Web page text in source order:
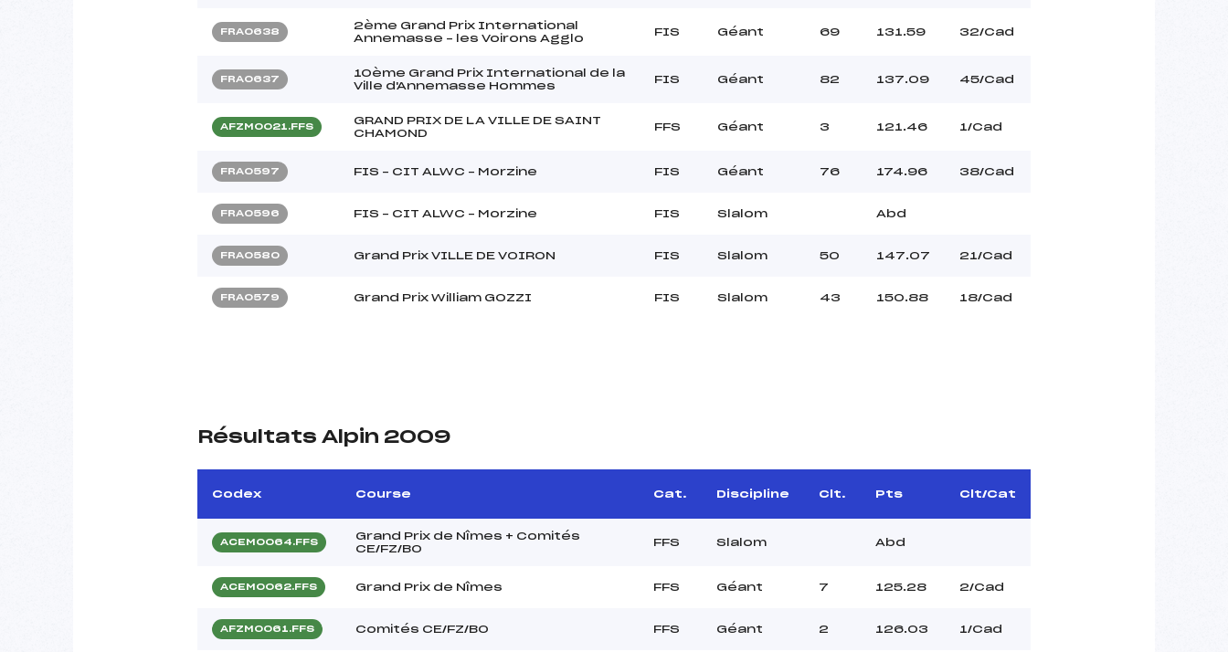
FRA0638
2ème Grand Prix International
Annemasse – les Voirons Agglo
FIS Géant 69 131.59 32/Cad
FRA0637
10ème Grand Prix International de la
Ville d'Annemasse Hommes
FIS Géant 82 137.09 45/Cad
AFZM0021.FFS
GRAND PRIX DE LA VILLE DE SAINT
CHAMOND
FFS Géant 3 121.46 1/Cad
FRA0597 FIS – CIT ALWC – Morzine FIS Géant 76 174.96 38/Cad
FRA0596 FIS – CIT ALWC – Morzine FIS Slalom Abd
FRA0580 Grand Prix VILLE DE VOIRON FIS Slalom 50 147.07 21/Cad
FRA0579 Grand Prix William GOZZI FIS Slalom 43 150.88 18/Cad
Résultats Alpin 2009
Codex Course Cat. Discipline Clt. Pts Clt/Cat
ACEM0064.FFS
Grand Prix de Nîmes + Comités
CE/FZ/BO
FFS Slalom Abd
ACEM0062.FFS Grand Prix de Nîmes FFS Géant 7 125.28 2/Cad
AFZM0061.FFS Comités CE/FZ/BO FFS Géant 2 126.03 1/Cad